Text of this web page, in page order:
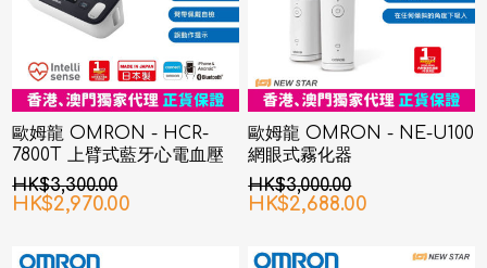
歐姆龍 OMRON - HCR-
7800T 上臂式藍牙心電血壓
計
HK$3,300.00
HK$2,970.00
歐姆龍 OMRON - NE-U100
網眼式霧化器
HK$3,000.00
HK$2,688.00